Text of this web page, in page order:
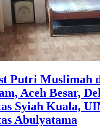
Putri Muslimah
Aceh Besar,
Syiah Kuala,
Abulyatama